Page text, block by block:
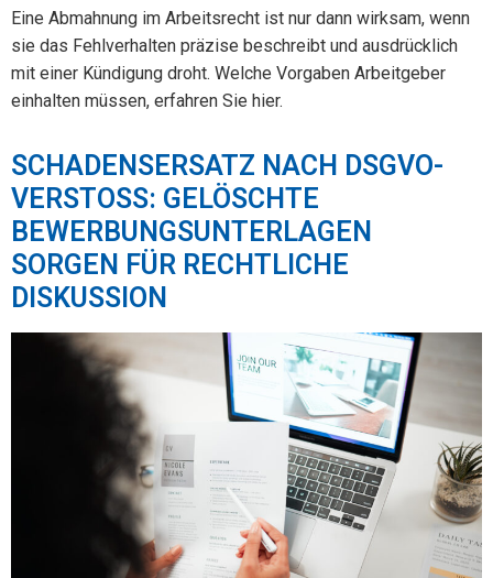
Eine Abmahnung im Arbeitsrecht ist nur dann wirksam, wenn
sie das Fehlverhalten präzise beschreibt und ausdrücklich
mit einer Kündigung droht. Welche Vorgaben Arbeitgeber
einhalten müssen, erfahren Sie hier.
SCHADENSERSATZ NACH DSGVO-
VERSTOSS: GELÖSCHTE
BEWERBUNGSUNTERLAGEN S
ORGEN FÜR RECHTLICHE D
ISKUSSION